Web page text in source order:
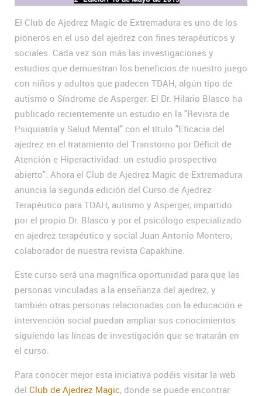
El Club de Ajedrez Magic de Extremadura es uno de los
pioneros en el uso del ajedrez con fines terapéuticos y
sociales. Cada vez son más las investigaciones y
estudios que demuestran los beneficios de nuestro juego
con niños y adultos que padecen TDAH, algún tipo de
autismo o Síndrome de Asperger. El Dr. Hilario Blasco ha
publicado recientemente un estudio en la "Revista de
Psiquiatría y Salud Mental" con el título "Eficacia del
ajedrez en el tratamiento del Transtorno por Déficit de
Atención e Hiperactividad: un estudio prospectivo
abierto". Ahora el Club de Ajedrez Magic de Extremadura
anuncia la segunda edición del Curso de Ajedrez
Terapéutico para TDAH, autismo y Asperger, impartido
por el propio Dr. Blasco y por el psicólogo especializado
en ajedrez terapéutico y social Juan Antonio Montero,
colaborador de nuestra revista Capakhine.
Este curso será una magnífica oportunidad para que las
personas vinculadas a la enseñanza del ajedrez, y
también otras personas relacionadas con la educación e
intervención social puedan ampliar sus conocimientos
siguiendo las líneas de investigación que se tratarán en
el curso.
Para conocer mejor esta iniciativa podéis visitar la web
del Club de Ajedrez Magic, donde se puede encontrar